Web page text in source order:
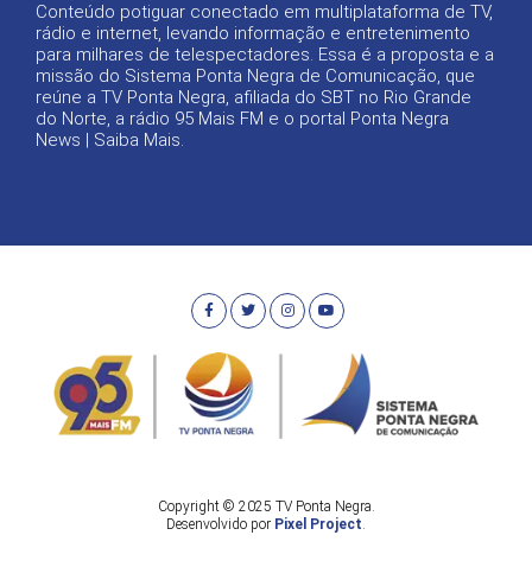
Conteúdo potiguar conectado em multiplataforma de TV,
rádio e internet, levando informação e entretenimento
para milhares de telespectadores. Essa é a proposta e a
missão do Sistema Ponta Negra de Comunicação, que
reúne a TV Ponta Negra, afiliada do SBT no Rio Grande
do Norte, a rádio 95 Mais FM e o portal Ponta Negra
News | Saiba Mais.
Copyright © 2025 TV Ponta Negra.
Desenvolvido por Pixel Project.